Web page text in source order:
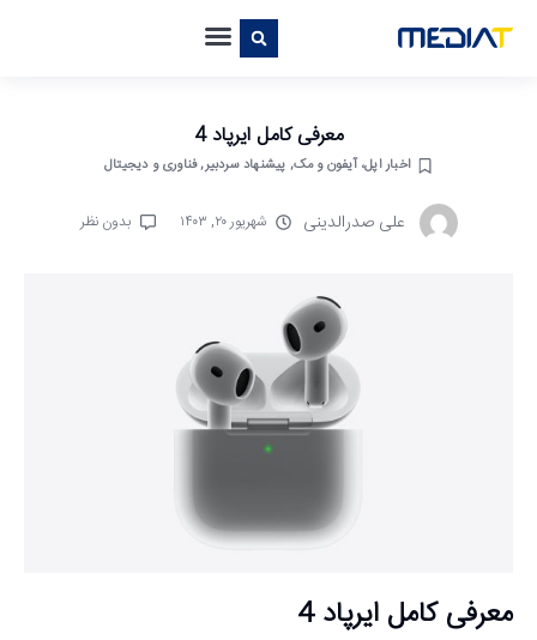
معرفی کامل ایرپاد 4
اخبار اپل، آیفون و مک, پیشنهاد سردبیر,فناوری و دیجیتال
علی صدرالدینی شهریور ۲۰, ۱۴۰۳ بدون نظر
معرفی کامل ایرپاد 4